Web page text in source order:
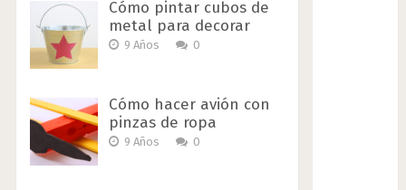
Cómo pintar cubos de
metal para decorar
9 Años 0
Cómo hacer avión con
pinzas de ropa
9 Años 0